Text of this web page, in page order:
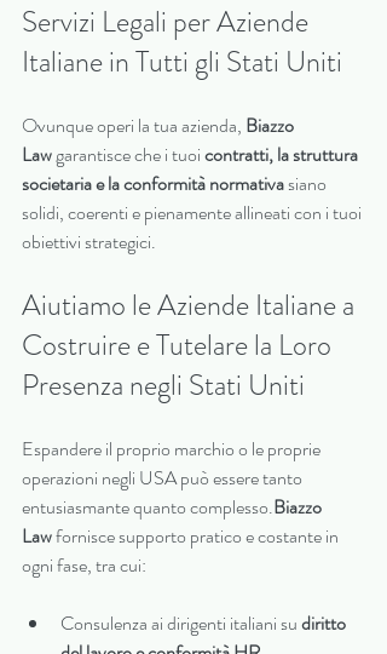
Servizi Legali per Aziende
Italiane in Tutti gli Stati Uniti
Ovunque operi la tua azienda, Biazzo
Law garantisce che i tuoi contratti, la struttura
societaria e la conformità normativa siano
solidi, coerenti e pienamente allineati con i tuoi
obiettivi strategici.
Aiutiamo le Aziende Italiane a
Costruire e Tutelare la Loro
Presenza negli Stati Uniti
Espandere il proprio marchio o le proprie
operazioni negli USA può essere tanto
entusiasmante quanto complesso.Biazzo
Law fornisce supporto pratico e costante in
ogni fase, tra cui:
Consulenza ai dirigenti italiani su diritto